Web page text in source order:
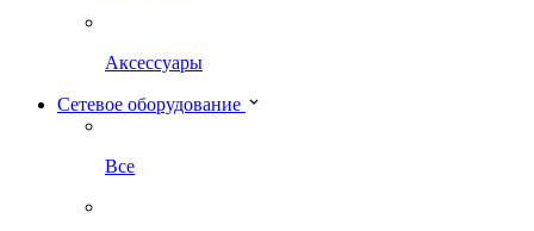
Аксессуары
Сетевое оборудование
Все